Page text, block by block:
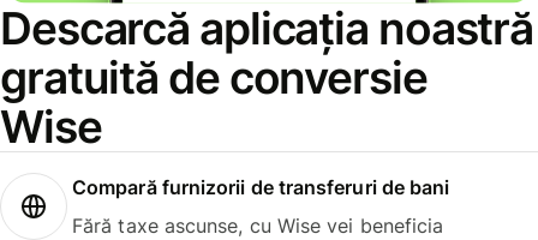
Descarcă aplicația noastră
gratuită de conversie
Wise
Compară furnizorii de transferuri de bani
Fără taxe ascunse, cu Wise vei beneficia